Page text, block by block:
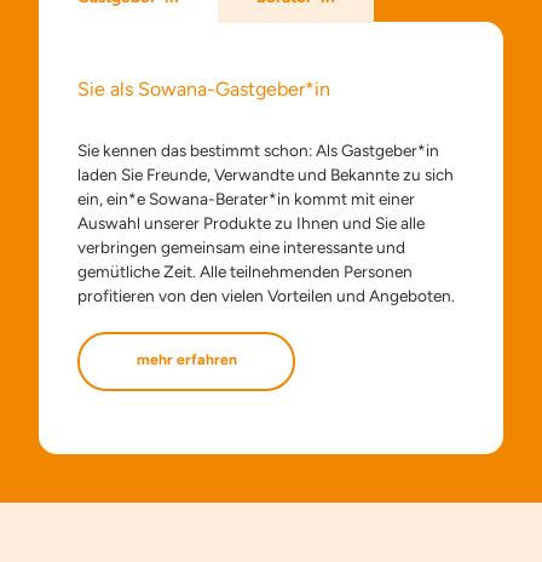
Sie als Sowana-Gastgeber*in
Sie kennen das bestimmt schon: Als Gastgeber*in
laden Sie Freunde, Verwandte und Bekannte zu sich
ein, ein*e Sowana-Berater*in kommt mit einer
Auswahl unserer Produkte zu Ihnen und Sie alle
verbringen gemeinsam eine interessante und
gemütliche Zeit. Alle teilnehmenden Personen
profitieren von den vielen Vorteilen und Angeboten.
mehr erfahren